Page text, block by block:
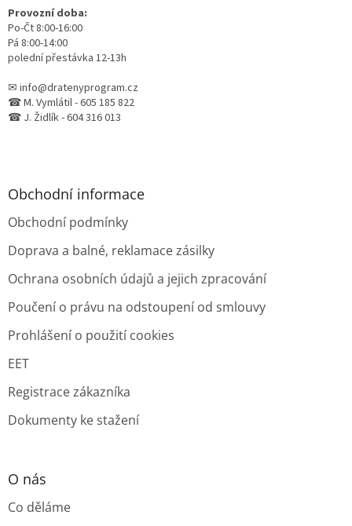
Provozní doba:
Po-Čt 8:00-16:00
Pá 8:00-14:00
polední přestávka 12-13h
✉ info@dratenyprogram.cz
☎ M. Vymlátil - 605 185 822
☎ J. Židlík - 604 316 013
Obchodní informace
Obchodní podmínky
Doprava a balné, reklamace zásilky
Ochrana osobních údajů a jejich zpracování
Poučení o právu na odstoupení od smlouvy
Prohlášení o použití cookies
EET
Registrace zákazníka
Dokumenty ke stažení
O nás
Co děláme